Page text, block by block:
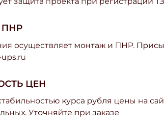
осуществляет монтаж и ПНР.
ЦЕН
курса рубля цены на
Уточняйте при заказе